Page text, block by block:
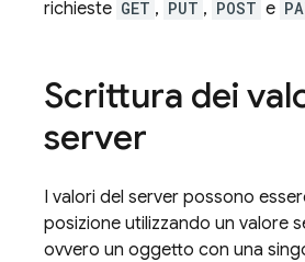
richieste GET , PUT , POST e
Scrittura dei
server
I valori del server possono
posizione utilizzando un valore
ovvero un oggetto con una